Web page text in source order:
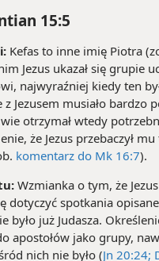
15:5
Kefas to inne imię Piotra
Jezus ukazał się grupie
najwyraźniej kiedy ten
Jezusem musiało bardzo
otrzymał wtedy
że Jezus przebaczył
komentarz do Mk 16:7).
Wzmianka o tym, że
dotyczyć spotkania
było już Judasza.
apostołów jako grupy,
nich nie było (Jn 20:24;